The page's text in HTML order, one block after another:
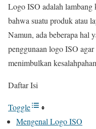
Logo ISO adalah lambang
bahwa suatu produk atau
Namun, ada beberapa hal
penggunaan logo ISO
menimbulkan
Daftar Isi
Toggle
Mengenal Logo ISO